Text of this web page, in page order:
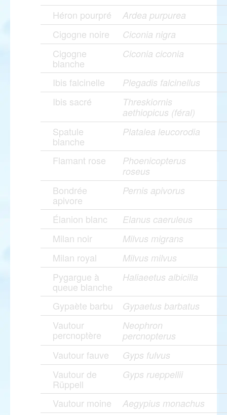
Héron pourpré Ardea purpurea
Cigogne noire Ciconia nigra
Cigogne
blanche
Ciconia ciconia
Ibis falcinelle Plegadis falcinellus
Ibis sacré
Threskiornis
aethiopicus (féral)
Spatule
blanche
Platalea leucorodia
Flamant rose
Phoenicopterus
roseus
Bondrée
apivore
Pernis apivorus
Élanion blanc Elanus caeruleus
Milan noir Milvus migrans
Milan royal Milvus milvus
Pygargue à
queue blanche
Haliaeetus albicilla
Gypaète barbu Gypaetus barbatus
Vautour
percnoptère
Neophron
percnopterus
Vautour fauve Gyps fulvus
Vautour de
Rüppell
Gyps rueppellii
Vautour moine Aegypius monachus